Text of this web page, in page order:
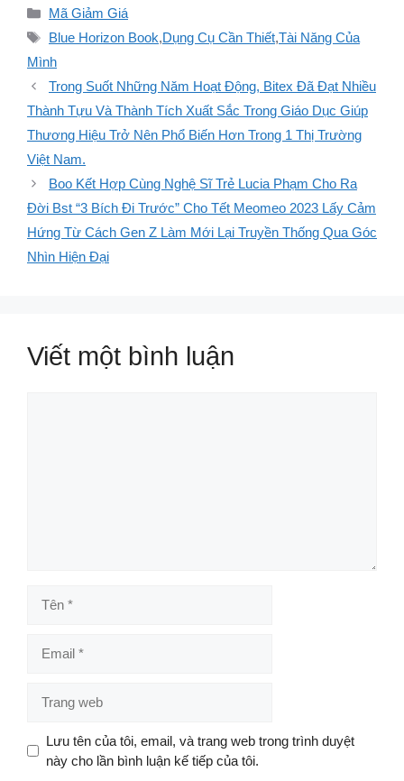
Danh
mục
Mã Giảm Giá
Thẻ
Blue Horizon Book,Dụng Cụ Cần Thiết,Tài Năng Của
Mình
Trong Suốt Những Năm Hoạt Động, Bitex Đã Đạt Nhiều
Thành Tựu Và Thành Tích Xuất Sắc Trong Giáo Dục Giúp
Thương Hiệu Trở Nên Phổ Biến Hơn Trong 1 Thị Trường
Việt Nam.
Boo Kết Hợp Cùng Nghệ Sĩ Trẻ Lucia Phạm Cho Ra
Đời Bst “3 Bích Đi Trước” Cho Tết Meomeo 2023 Lấy Cảm
Hứng Từ Cách Gen Z Làm Mới Lại Truyền Thống Qua Góc
Nhìn Hiện Đại
Viết một bình luận
web
Lưu tên của tôi, email, và trang web trong trình duyệt
này cho lần bình luận kế tiếp của tôi.